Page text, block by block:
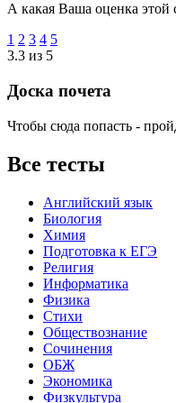
А какая Ваша оценка этой
1 2 3 4 5
3.3 из 5
Доска почета
Чтобы сюда попасть -
Все тесты
Английский язык
Биология
Химия
Подготовка к ЕГЭ
Религия
Информатика
Физика
Стихи
Обществознание
Сочинения
ОБЖ
Экономика
Физкультура